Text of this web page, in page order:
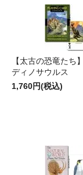
【太古の恐竜たち】
ディノサウルス
1,760円(税込)